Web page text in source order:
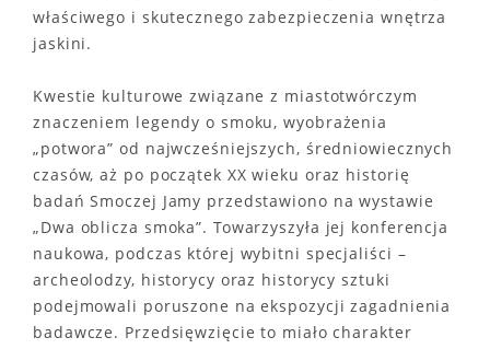
właściwego i skutecznego zabezpieczenia wnętrza
jaskini.
Kwestie kulturowe związane z miastotwórczym
znaczeniem legendy o smoku, wyobrażenia
„potwora” od najwcześniejszych, średniowiecznych
czasów, aż po początek XX wieku oraz historię
badań Smoczej Jamy przedstawiono na wystawie
„Dwa oblicza smoka”. Towarzyszyła jej konferencja
naukowa, podczas której wybitni specjaliści –
archeolodzy, historycy oraz historycy sztuki
podejmowali poruszone na ekspozycji zagadnienia
badawcze. Przedsięwzięcie to miało charakter